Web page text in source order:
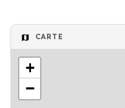
CARTE
+
−